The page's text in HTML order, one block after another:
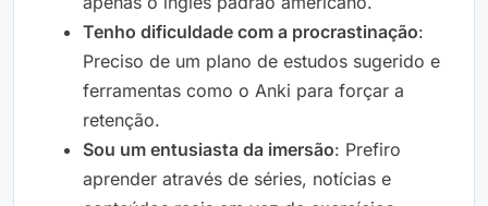
Tenho dificuldade com a procrastinação:
Preciso de um plano de estudos sugerido e
ferramentas como o Anki para forçar a
retenção.
Sou um entusiasta da imersão: Prefiro
aprender através de séries, notícias e